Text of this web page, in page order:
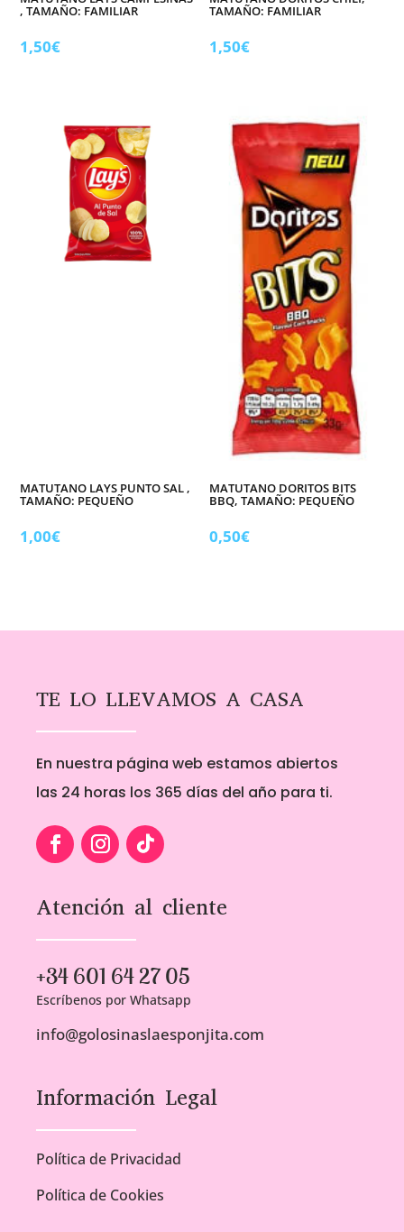
, TAMAÑO: FAMILIAR
1,50€
TAMAÑO: FAMILIAR
1,50€
MATUTANO LAYS PUNTO SAL ,
TAMAÑO: PEQUEÑO
1,00€
MATUTANO DORITOS BITS
BBQ, TAMAÑO: PEQUEÑO
0,50€
TE LO LLEVAMOS A CASA
En nuestra página web estamos abiertos
las 24 horas los 365 días del año para ti.
Atención al cliente
+34 601 64 27 05
Escríbenos por Whatsapp
info@golosinaslaesponjita.com
Información Legal
Política de Privacidad
Política de Cookies